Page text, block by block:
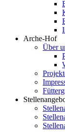
Arche-Hof
Über